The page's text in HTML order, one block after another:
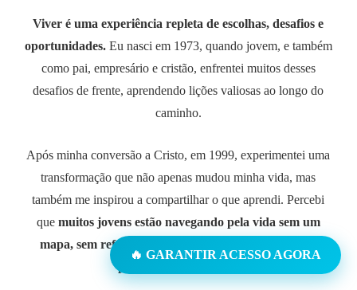
Viver é uma experiência repleta de escolhas, desafios e
oportunidades.Eu nasci em 1973, quando jovem, e também
como pai, empresário e cristão, enfrentei muitos desses
desafios de frente, aprendendo lições valiosas ao longo do
caminho.
Após minha conversão a Cristo, em 1999, experimentei uma
transformação que não apenas mudou minha vida, mas
também me inspirou a compartilhar o que aprendi. Percebi
que muitos jovens estão navegando pela vida sem um
mapa, sem referências sólidas, cometendo erros que
poderiam ser evitados.
🔥 GARANTIR ACESSO AGORA